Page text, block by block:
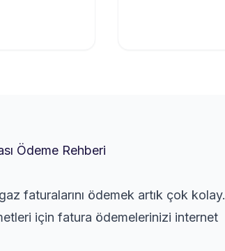
Ödeme Rehberi
faturalarını ödemek artık çok kolay.
için fatura ödemelerinizi internet